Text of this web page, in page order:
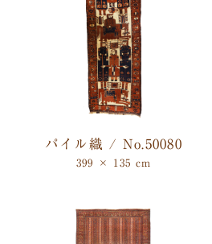
パイル織 / No.50080
399 × 135 cm